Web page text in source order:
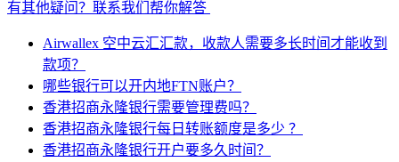
有其他疑问？联系我们帮你解答
Airwallex 空中云汇汇款，收款人需要多长时间才能收到
款项？
哪些银行可以开内地FTN账户？
香港招商永隆银行需要管理费吗？
香港招商永隆银行每日转账额度是多少 ？
香港招商永隆银行开户要多久时间？